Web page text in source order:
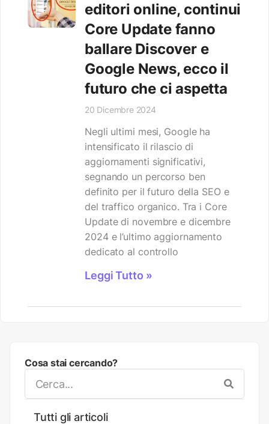
Cosa stai cercando?
Tutti gli articoli
editori online, continui
Core Update fanno
ballare Discover e
Google News, ecco il
futuro che ci aspetta
20 Dicembre 2024
Negli ultimi mesi, Google ha
intensificato il rilascio di
aggiornamenti significativi,
segnando un percorso ben
definito per il futuro della SEO e
del traffico organico. Tra i Core
Update di novembre e dicembre
2024 e l’ultimo aggiornamento
dedicato al controllo
Leggi Tutto »